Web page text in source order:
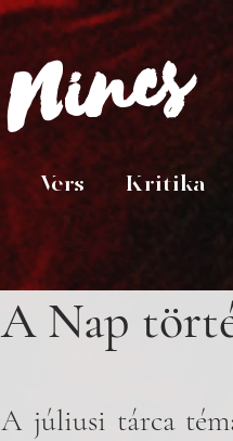
Nincs
Vers Kritika
A Nap
A júliusi tárca